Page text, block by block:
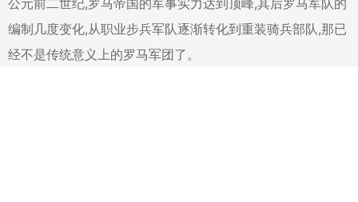
编制几度变化,从职业步兵军队逐渐转化到重装骑兵部队,那已
经不是传统意义上的罗马军团了。